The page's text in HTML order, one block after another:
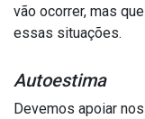
vão ocorrer, mas
essas situações.
Autoestima
Devemos apoiar